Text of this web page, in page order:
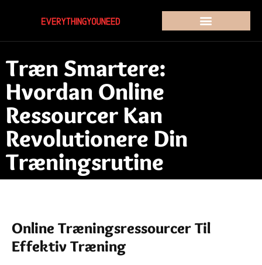
Træn Smartere:
Hvordan Online
Ressourcer Kan
Revolutionere Din
Træningsrutine
Online Træningsressourcer Til
Effektiv Træning